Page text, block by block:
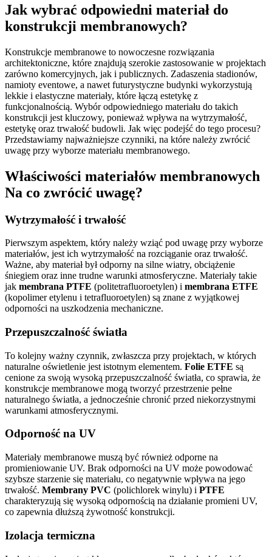
Jak wybrać odpowiedni materiał do
konstrukcji membranowych?
Konstrukcje membranowe to nowoczesne rozwiązania
architektoniczne, które znajdują szerokie zastosowanie w projektach
zarówno komercyjnych, jak i publicznych. Zadaszenia stadionów,
namioty eventowe, a nawet futurystyczne budynki wykorzystują
lekkie i elastyczne materiały, które łączą estetykę z
funkcjonalnością. Wybór odpowiedniego materiału do takich
konstrukcji jest kluczowy, ponieważ wpływa na wytrzymałość,
estetykę oraz trwałość budowli. Jak więc podejść do tego procesu?
Przedstawiamy najważniejsze czynniki, na które należy zwrócić
uwagę przy wyborze materiału membranowego.
Właściwości materiałów membranowych
Na co zwrócić uwagę?
Wytrzymałość i trwałość
Pierwszym aspektem, który należy wziąć pod uwagę przy wyborze
materiałów, jest ich wytrzymałość na rozciąganie oraz trwałość.
Ważne, aby materiał był odporny na silne wiatry, obciążenie
śniegiem oraz inne trudne warunki atmosferyczne. Materiały takie
jak membrana PTFE (politetrafluoroetylen) i membrana ETFE
(kopolimer etylenu i tetrafluoroetylen) są znane z wyjątkowej
odporności na uszkodzenia mechaniczne.
Przepuszczalność światła
To kolejny ważny czynnik, zwłaszcza przy projektach, w których
naturalne oświetlenie jest istotnym elementem. Folie ETFE są
cenione za swoją wysoką przepuszczalność światła, co sprawia, że
konstrukcje membranowe mogą tworzyć przestrzenie pełne
naturalnego światła, a jednocześnie chronić przed niekorzystnymi
warunkami atmosferycznymi.
Odporność na UV
Materiały membranowe muszą być również odporne na
promieniowanie UV. Brak odporności na UV może powodować
szybsze starzenie się materiału, co negatywnie wpływa na jego
trwałość. Membrany PVC (polichlorek winylu) i PTFE
charakteryzują się wysoką odpornością na działanie promieni UV,
co zapewnia dłuższą żywotność konstrukcji.
Izolacja termiczna